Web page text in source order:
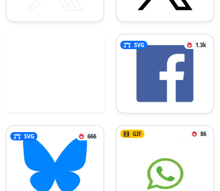
SVG 1.3k
SVG 666 GIF 86